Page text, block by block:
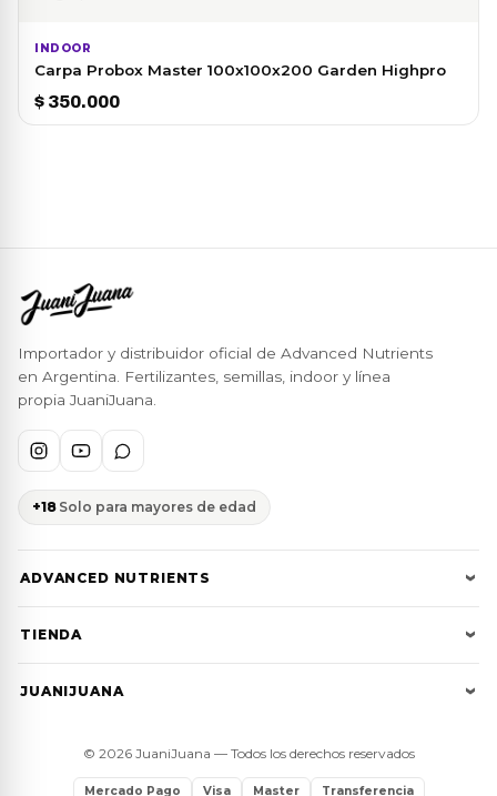
INDOOR
Carpa Probox Master 100x100x200 Garden Highpro
$ 350.000
Importador y distribuidor oficial de Advanced Nutrients
en Argentina. Fertilizantes, semillas, indoor y línea
propia JuaniJuana.
+18 Solo para mayores de edad
ADVANCED NUTRIENTS
Bases pH Perfect
Tablas de cultivo
Grower Support
TIENDA
Mayorista
JUANIJUANA
© 2026 JuaniJuana — Todos los derechos reservados
Mercado Pago Visa Master Transferencia